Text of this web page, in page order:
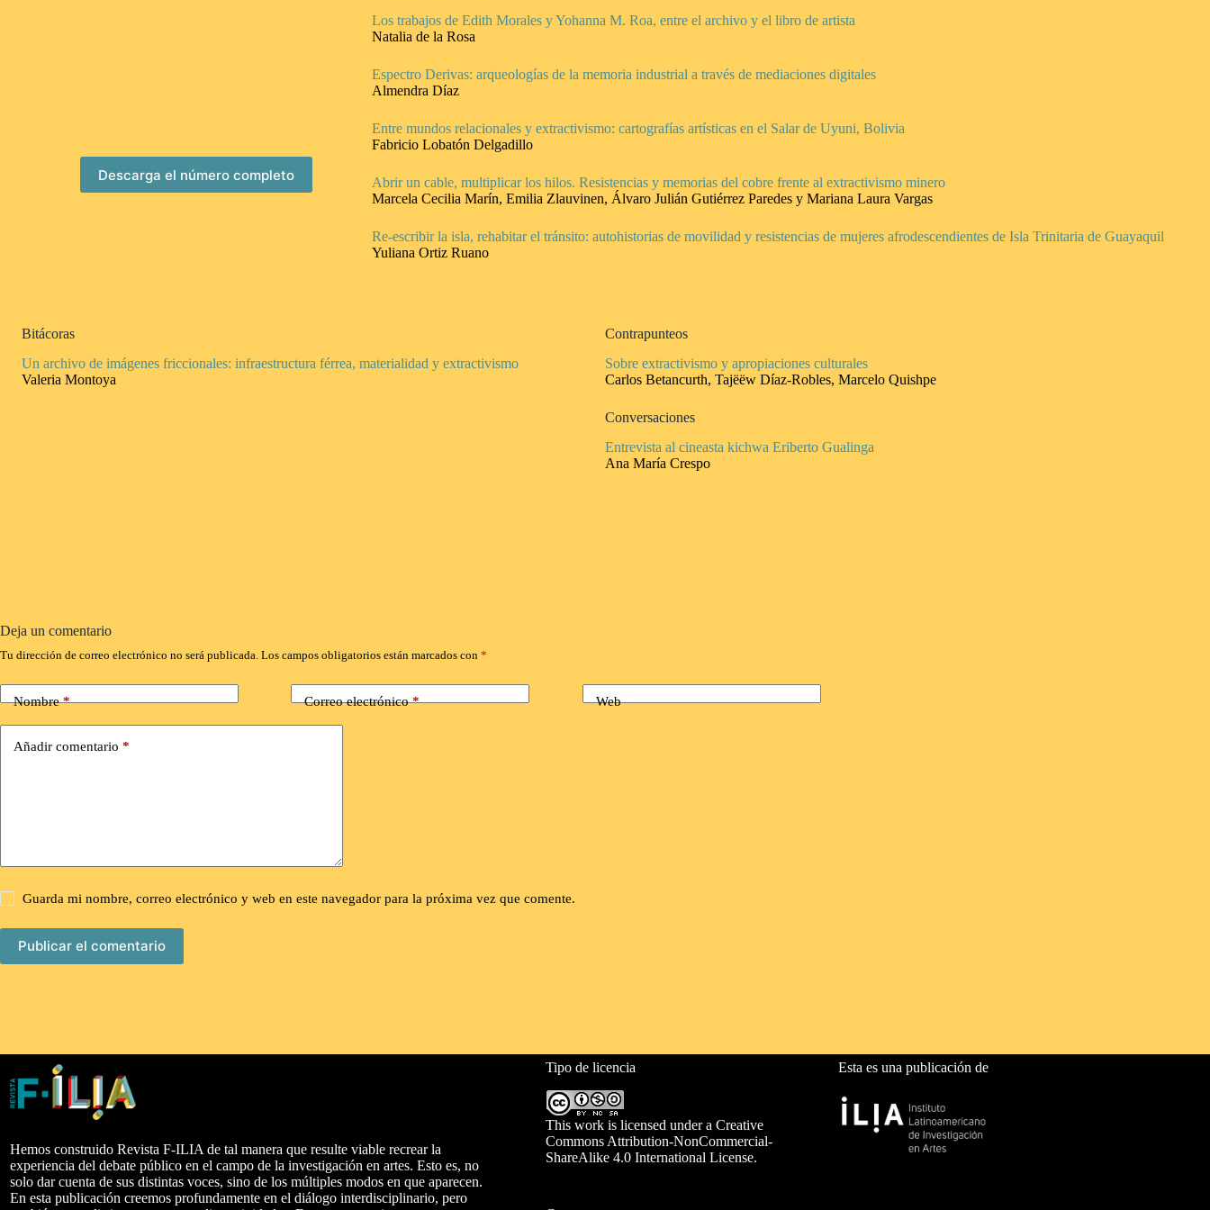
Descarga el número completo
Los trabajos de Edith Morales y Yohanna M. Roa, entre el archivo y el libro de artista
Natalia de la Rosa
Espectro Derivas: arqueologías de la memoria industrial a través de mediaciones digitales
Almendra Díaz
Entre mundos relacionales y extractivismo: cartografías artísticas en el Salar de Uyuni, Bolivia
Fabricio Lobatón Delgadillo
Abrir un cable, multiplicar los hilos. Resistencias y memorias del cobre frente al extractivismo minero
Marcela Cecilia Marín, Emilia Zlauvinen, Álvaro Julián Gutiérrez Paredes y Mariana Laura Vargas
Re-escribir la isla, rehabitar el tránsito: autohistorias de movilidad y resistencias de mujeres afrodescendientes de Isla Trinitaria de Guayaquil
Yuliana Ortiz Ruano
Bitácoras
Un archivo de imágenes friccionales: infraestructura férrea, materialidad y extractivismo
Valeria Montoya
Contrapunteos
Sobre extractivismo y apropiaciones culturales
Carlos Betancurth, Tajëëw Díaz-Robles, Marcelo Quishpe
Conversaciones
Entrevista al cineasta kichwa Eriberto Gualinga
Ana María Crespo
Deja un comentario
Tu dirección de correo electrónico no será publicada. Los campos obligatorios están marcados con *
Nombre* Correo electrónico* Web
Añadir comentario *
Guarda mi nombre, correo electrónico y web en este navegador para la próxima vez que comente.
Publicar el comentario
Hemos construido Revista F-ILIA de tal manera que resulte viable recrear la
experiencia del debate público en el campo de la investigación en artes. Esto es, no
solo dar cuenta de sus distintas voces, sino de los múltiples modos en que aparecen.
En esta publicación creemos profundamente en el diálogo interdisciplinario, pero
Tipo de licencia
This work is licensed under a Creative
Commons Attribution-NonCommercial-
ShareAlike 4.0 International License.
Esta es una publicación de